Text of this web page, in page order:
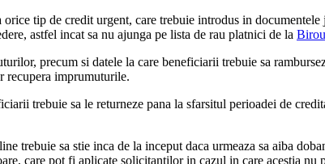
tip de credit urgent, care trebuie introdus in
astfel incat sa nu ajunga pe lista de rau platnici de la
precum si datele la care beneficiarii trebuie sa
recupera imprumuturile.
trebuie sa le returneze pana la sfarsitul perioadei de
trebuie sa stie inca de la inceput daca urmeaza sa aiba
care pot fi aplicate solicitantilor in cazul in care acestia nu